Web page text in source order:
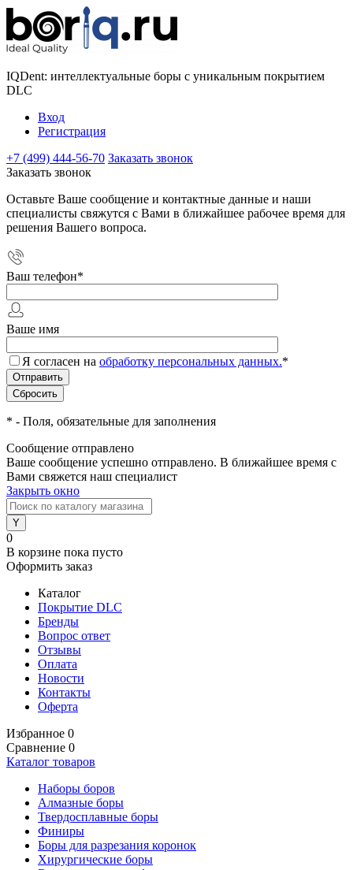
IQDent: интеллектуальные боры с уникальным покрытием
DLC
Вход
Регистрация
+7 (499) 444-56-70 Заказать звонок
Заказать звонок
Оставьте Ваше сообщение и контактные данные и наши
специалисты свяжутся с Вами в ближайшее рабочее время для
решения Вашего вопроса.
Ваш телефон*
Ваше имя
Я согласен на обработку персональных данных.*
* - Поля, обязательные для заполнения
Сообщение отправлено
Ваше сообщение успешно отправлено. В ближайшее время с
Вами свяжется наш специалист
Закрыть окно
0
В корзине пока пусто
Оформить заказ
Каталог
Покрытие DLC
Бренды
Вопрос ответ
Отзывы
Оплата
Новости
Контакты
Оферта
Избранное 0
Сравнение 0
Каталог товаров
Наборы боров
Алмазные боры
Твердосплавные боры
Финиры
Боры для разрезания коронок
Хирургические боры